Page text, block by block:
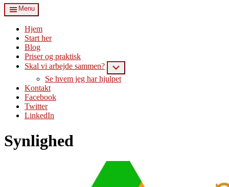
Menu
Hjem
Start her
Blog
Priser og praktisk
Skal vi arbejde sammen?
Se hvem jeg har hjulpet
Kontakt
Facebook
Twitter
LinkedIn
Synlighed